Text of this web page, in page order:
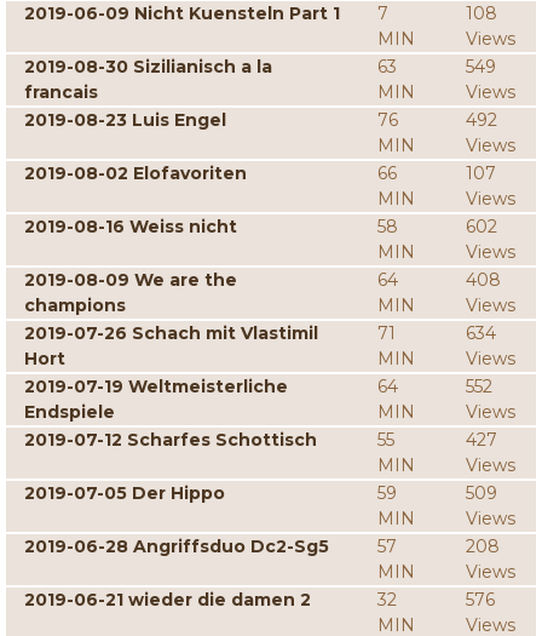
2019-06-09 Nicht Kuensteln Part 1
7
MIN
108
Views
2019-08-30 Sizilianisch a la
francais
63
MIN
549
Views
2019-08-23 Luis Engel
76
MIN
492
Views
2019-08-02 Elofavoriten
66
MIN
107
Views
2019-08-16 Weiss nicht
58
MIN
602
Views
2019-08-09 We are the
champions
64
MIN
408
Views
2019-07-26 Schach mit Vlastimil
Hort
71
MIN
634
Views
2019-07-19 Weltmeisterliche
Endspiele
64
MIN
552
Views
2019-07-12 Scharfes Schottisch
55
MIN
427
Views
2019-07-05 Der Hippo
59
MIN
509
Views
2019-06-28 Angriffsduo Dc2-Sg5
57
MIN
208
Views
2019-06-21 wieder die damen 2
32
MIN
576
Views